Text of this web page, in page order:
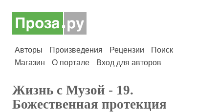
Авторы Произведения Рецензии
Поиск
Магазин
О портале Вход для авторов
Жизнь с Музой - 19.
Божественная протекция